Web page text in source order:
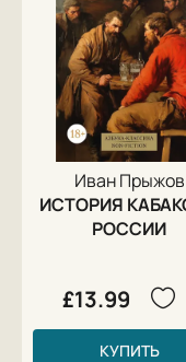
Иван Прыжов
ИСТОРИЯ
РОССИИ
£13.99
КУПИТЬ